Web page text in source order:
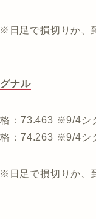
日足で損切りか、
ナル
：73.463 ※9/4シ
：74.263 ※9/4シ
日足で損切りか、